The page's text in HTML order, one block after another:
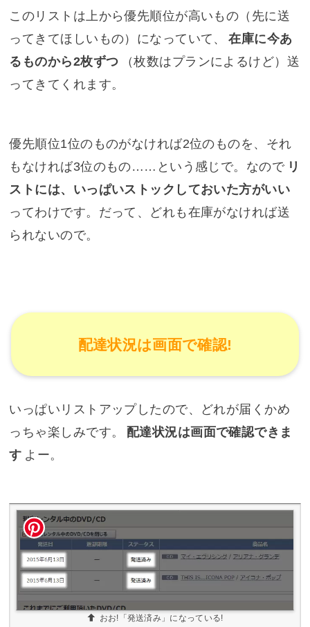
このリストは上から優先順位が高いもの（先に送
ってきてほしいもの）になっていて、
在庫に今あ
るものから2枚ずつ
（枚数はプランによるけど）送
ってきてくれます。
優先順位1位のものがなければ2位のものを、それ
もなければ3位のもの……という感じで。なので リ
ストには、いっぱいストックしておいた方がいい
ってわけです。だって、どれも在庫がなければ送
られないので。
配達状況は画面で確認!
いっぱいリストアップしたので、どれが届くかめ
っちゃ楽しみです。
配達状況は画面で確認できま
す よー。
おお!「発送済み」になっている!